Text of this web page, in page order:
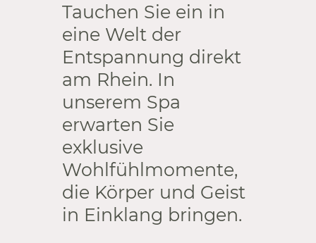
Tauchen Sie ein in
eine Welt der
Entspannung direkt
am Rhein. In
unserem Spa
erwarten Sie
exklusive
Wohlfühlmomente,
die Körper und Geist
in Einklang bringen.